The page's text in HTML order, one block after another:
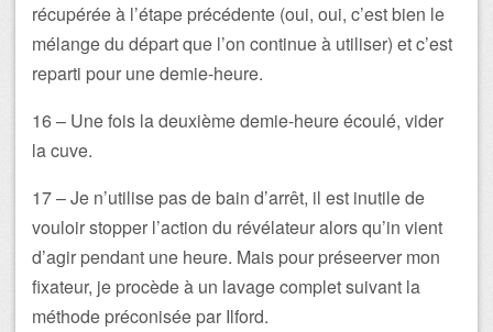
récupérée à l’étape précédente (oui, oui, c’est bien le
mélange du départ que l’on continue à utiliser) et c’est
reparti pour une demie-heure.
16 – Une fois la deuxième demie-heure écoulé, vider
la cuve.
17 – Je n’utilise pas de bain d’arrêt, il est inutile de
vouloir stopper l’action du révélateur alors qu’in vient
d’agir pendant une heure. Mais pour préseerver mon
fixateur, je procède à un lavage complet suivant la
méthode préconisée par Ilford.